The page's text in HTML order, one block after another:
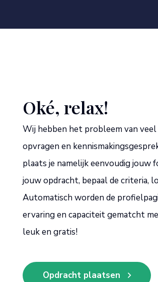
Oké, relax!
Wij hebben het probleem van
opvragen en
plaats je namelijk eenvoudig jouw
jouw opdracht, bepaal de criteria,
Automatisch worden de
ervaring en capaciteit gematcht
leuk en gratis!
Opdracht plaatsen